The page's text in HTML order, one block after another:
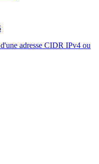
adresse CIDR IPv4 ou